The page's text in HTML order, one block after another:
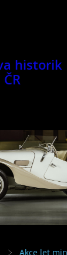
historik
Akce let